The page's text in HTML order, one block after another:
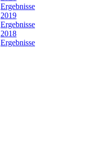
Ergebnisse
2019
Ergebnisse
2018
Ergebnisse